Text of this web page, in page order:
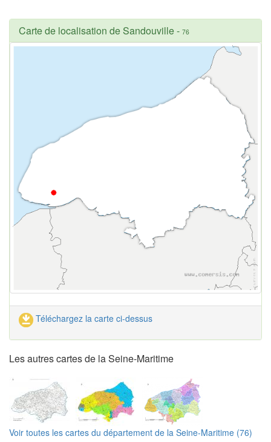
Carte de localisation de Sandouville- 76
Téléchargez la carte ci-dessus
Les autres cartes de la Seine-Maritime
Voir toutes les cartes du département de la Seine-Maritime (76)